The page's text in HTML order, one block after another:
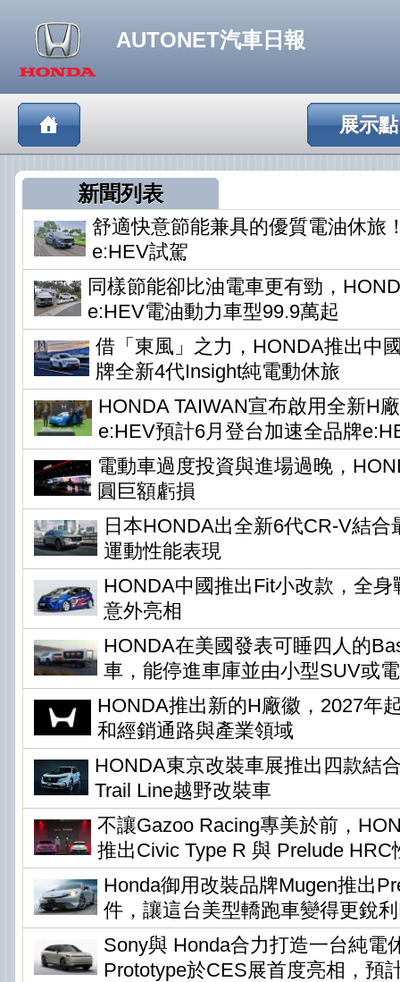
AUTONET汽車日報
展示點
新聞列表
舒適快意節能兼具的優質電油休旅
e:HEV試駕
同樣節能卻比油電車更有勁，
e:HEV電油動力車型99.9萬起
借「東風」之力，HONDA推出中
牌全新4代Insight純電動休旅
HONDA TAIWAN宣布啟用全新H
e:HEV預計6月登台加速全品牌
電動車過度投資與進場過晚，
圓巨額虧損
日本HONDA出全新6代CR-V結合
運動性能表現
HONDA中國推出Fit小改款，全
意外亮相
HONDA在美國發表可睡四人的
車，能停進車庫並由小型SUV或
HONDA推出新的H廠徽，2027年
和經銷通路與產業領域
HONDA東京改裝車展推出四款結
Trail Line越野改裝車
不讓Gazoo Racing專美於前，
推出Civic Type R 與 Prelude HRC
Honda御用改裝品牌Mugen推出
件，讓這台美型轎跑車變得更銳
Sony與 Honda合力打造一台純電
Prototype於CES展首度亮相，預